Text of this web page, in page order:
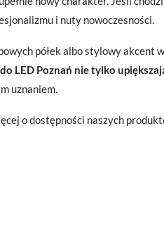
i nuty nowoczesności.
półek albo stylowy akcent
LED Poznań nie tylko
uznaniem.
o dostępności naszych